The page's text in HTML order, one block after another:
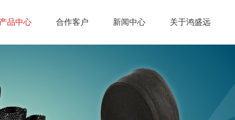
产品中心 合作客户 新闻中心 关于鸿盛远